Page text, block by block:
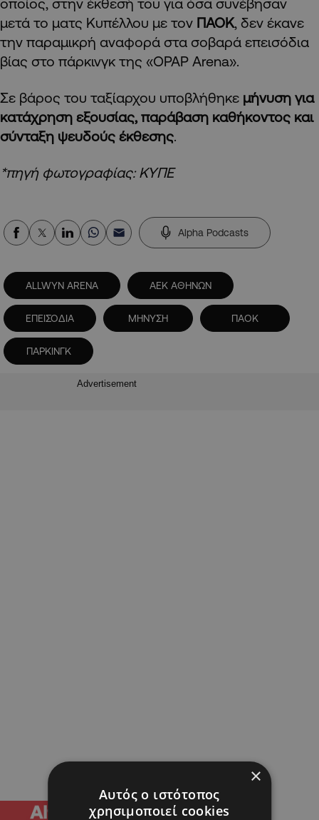
μετά το ματς Κυπέλλου με τον ΠΑΟΚ, δεν έκανε
την παραμικρή αναφορά στα σοβαρά επεισόδια
βίας στο πάρκινγκ της «OPAP Arena».
Σε βάρος του ταξίαρχου υποβλήθηκε μήνυση για
κατάχρηση εξουσίας, παράβαση καθήκοντος και
σύνταξη ψευδούς έκθεσης.
*πηγή φωτογραφίας: ΚΥΠΕ
Alpha Podcasts
ALLWYN ARENA ΑΕΚ ΑΘΗΝΩΝ
ΕΠΕΙΣΟΔΙΑ ΜΗΝΥΣΗ ΠΑΟΚ
ΠΑΡΚΙΝΓΚ
Advertisement
×
Αυτός ο ιστότοπος
χρησιμοποιεί cookies